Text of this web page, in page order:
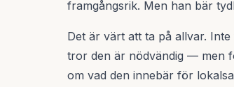
framgångsrik. Men han bär
Det är värt att ta på allvar.
tror den är nödvändig — men
om vad den innebär för